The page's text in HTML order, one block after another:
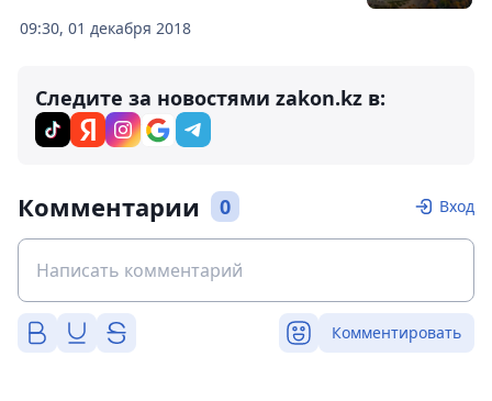
09:30, 01 декабря 2018
Следите за новостями zakon.kz в:
Комментарии 0 Вход
Комментировать